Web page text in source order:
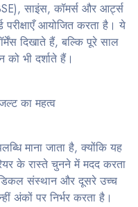
साइंस, कॉमर्स और आर्ट्स
परीक्षाएँ आयोजित करता है। ये
दिखाते हैं, बल्कि पूरे साल
भी दर्शाते हैं।
का महत्व
माना जाता है, क्योंकि यह
के रास्ते चुनने में मदद करता
संस्थान और दूसरे उच्च
अंकों पर निर्भर करता है।